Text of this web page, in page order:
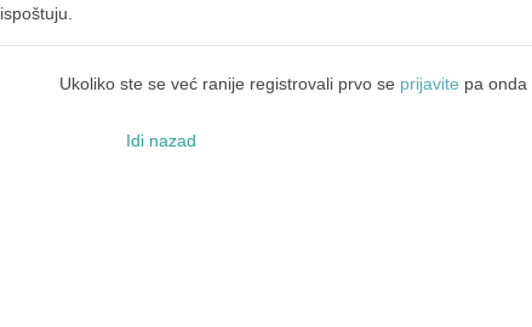
ispoštuju.
Ukoliko ste se već ranije registrovali prvo se prijavite pa onda
Idi nazad